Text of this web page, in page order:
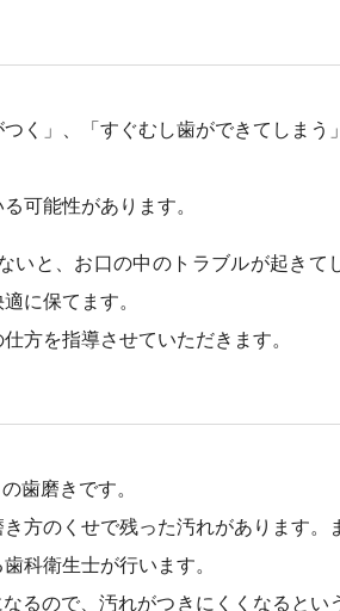
く」、「すぐむし歯ができてしまう
可能性があります。
いと、お口の中のトラブルが起きて
に保てます。
方を指導させていただきます。
歯磨きです。
方のくせで残った汚れがあります。
科衛生士が行います。
るので、汚れがつきにくくなるとい